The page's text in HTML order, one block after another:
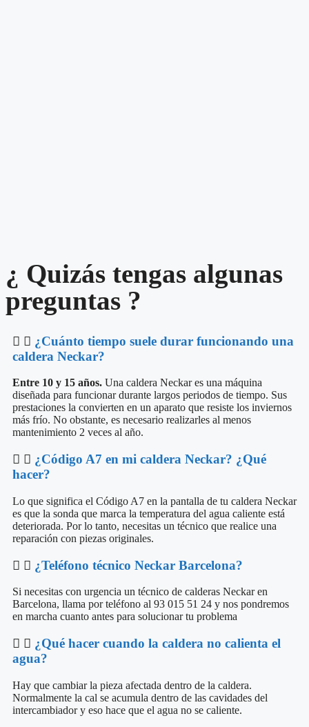
¿ Quizás tengas algunas
preguntas ?
¿Cuánto tiempo suele durar funcionando una
caldera Neckar?
Entre 10 y 15 años. Una caldera Neckar es una máquina
diseñada para funcionar durante largos periodos de tiempo. Sus
prestaciones la convierten en un aparato que resiste los inviernos
más frío. No obstante, es necesario realizarles al menos
mantenimiento 2 veces al año.
¿Código A7 en mi caldera Neckar? ¿Qué
hacer?
Lo que significa el Código A7 en la pantalla de tu caldera Neckar
es que la sonda que marca la temperatura del agua caliente está
deteriorada. Por lo tanto, necesitas un técnico que realice una
reparación con piezas originales.
¿Teléfono técnico Neckar Barcelona?
Si necesitas con urgencia un técnico de calderas Neckar en
Barcelona, llama por teléfono al 93 015 51 24 y nos pondremos
en marcha cuanto antes para solucionar tu problema
¿Qué hacer cuando la caldera no calienta el
agua?
Hay que cambiar la pieza afectada dentro de la caldera.
Normalmente la cal se acumula dentro de las cavidades del
intercambiador y eso hace que el agua no se caliente.